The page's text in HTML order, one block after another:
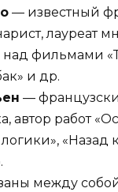
— известный
лауреат
фильмами
и др.
—
автор работ
«Назад
между